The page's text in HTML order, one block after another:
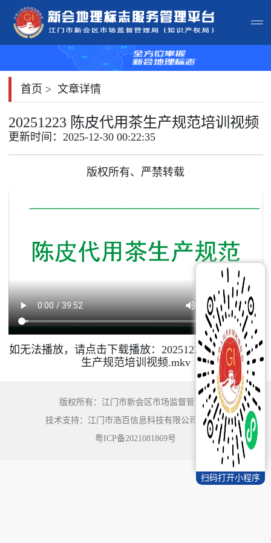
主体查询
政策法规
地标地图
用户登录
首页 > 文章详情
20251223 陈皮代用茶生产规范培训视频
更新时间：2025-12-30 00:22:35
版权所有、严禁转载
如无法播放，请点击下载播放： 20251223 陈皮代用茶
生产规范培训视频.mkv
扫码打开小程序
版权所有：江门市新会区市场监督管理局
技术支持：江门市浩百信息科技有限公司
©2022
粤ICP备2021081869号